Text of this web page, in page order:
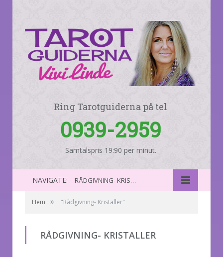
Ring Tarotguiderna på tel
0939-2959
Samtalspris 19:90 per minut.
NAVIGATE: RÅDGIVNING- KRISTALLER
Hem » "Rådgivning- Kristaller"
RÅDGIVNING- KRISTALLER